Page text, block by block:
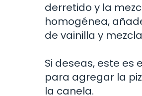
derretido y la
homogénea,
de vainilla y
Si deseas, este es
para agregar la
la canela.